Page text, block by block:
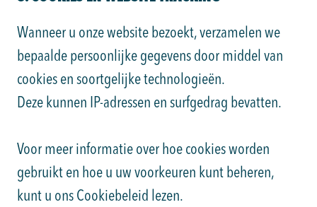
Wanneer u onze website bezoekt, verzamelen we
bepaalde persoonlijke gegevens door middel van
cookies en soortgelijke technologieën.
Deze kunnen IP-adressen en surfgedrag bevatten.
Voor meer informatie over hoe cookies worden
gebruikt en hoe u uw voorkeuren kunt beheren,
kunt u ons Cookiebeleid lezen.